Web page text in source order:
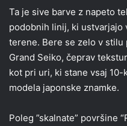
Ta je sive barve z napeto
podobnih linij, ki ustvarjajo
terene. Bere se zelo v
Grand Seiko, čeprav
kot pri uri, ki stane vsaj
modela japonske znamke.
Poleg ”skalnate” površine